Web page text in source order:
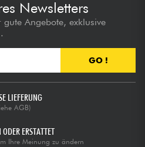
Newsletters
Angebote, exklusive
GO !
LIEFERUNG
AGB)
ERSTATTET
Ihre Meinung zu ändern